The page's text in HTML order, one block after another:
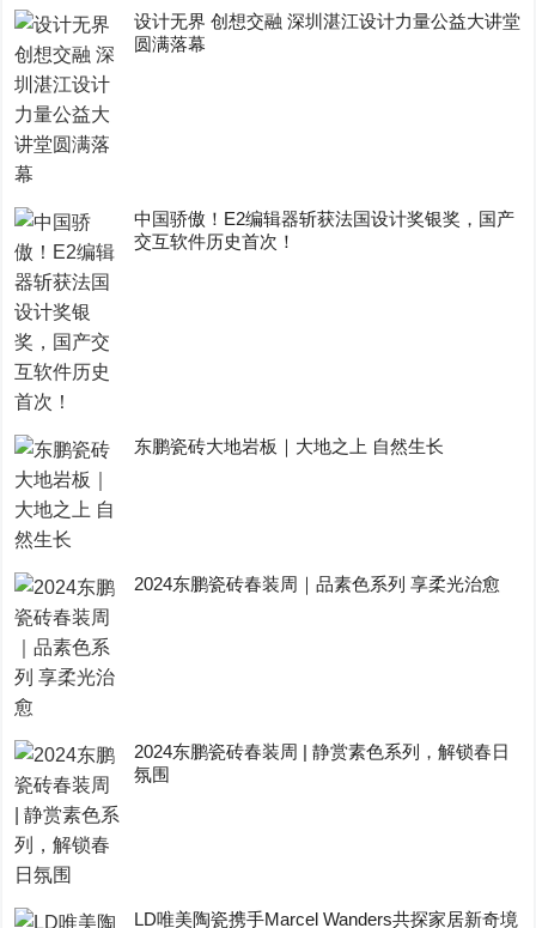
设计无界 创想交融 深圳湛江设计力量公益大讲堂
圆满落幕
中国骄傲！E2编辑器斩获法国设计奖银奖，国产
交互软件历史首次！
东鹏瓷砖大地岩板｜大地之上 自然生长
2024东鹏瓷砖春装周｜品素色系列 享柔光治愈
2024东鹏瓷砖春装周 | 静赏素色系列，解锁春日
氛围
LD唯美陶瓷携手Marcel Wanders共探家居新奇境